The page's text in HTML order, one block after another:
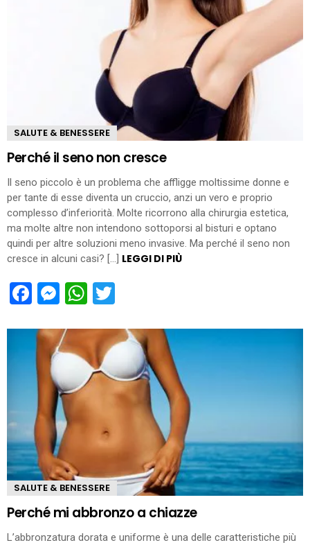
SALUTE & BENESSERE
Perché il seno non cresce
Il seno piccolo è un problema che affligge moltissime donne e
per tante di esse diventa un cruccio, anzi un vero e proprio
complesso d’inferiorità. Molte ricorrono alla chirurgia estetica,
ma molte altre non intendono sottoporsi al bisturi e optano
quindi per altre soluzioni meno invasive. Ma perché il seno non
cresce in alcuni casi? […] LEGGI DI PIÙ
Facebook
Messenger
WhatsApp
SALUTE & BENESSERE
Perché mi abbronzo a chiazze
L’abbronzatura dorata e uniforme è una delle caratteristiche più